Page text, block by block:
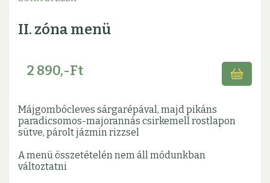
II. zóna menü
2 890,-Ft
Májgombócleves sárgarépával, majd pikáns
paradicsomos-majorannás csirkemell rostlapon
sütve, párolt jázmin rizzsel
A menü összetételén nem áll módunkban
változtatni